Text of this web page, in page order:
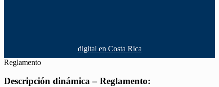
digital en Costa Rica
Reglamento
Descripción dinámica – Reglamento: